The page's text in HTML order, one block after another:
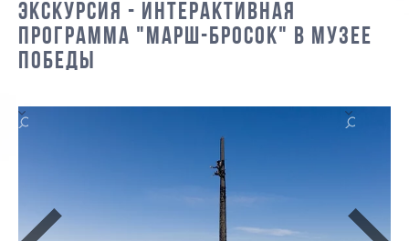
ЭКСКУРСИЯ - ИНТЕРАКТИВНАЯ
ПРОГРАММА "МАРШ-БРОСОК" В МУЗЕЕ
ПОБЕДЫ